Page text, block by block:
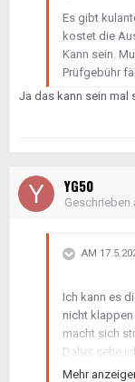
Es gibt
kostet die
Kann sein.
Prüfgebühr
Ja das kann sein mal
YG50
Geschrieben
AM
Ich kann es
nicht klappen
macht sich
Daher sehe
Mehr